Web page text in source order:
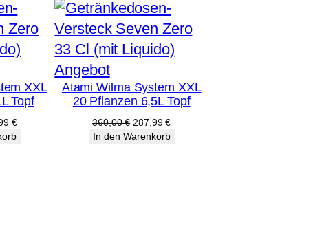
XXL
Topf
€Aktueller
Preis
AngebotProdukt
im
Angebot
Atami Wilma System XXL
20 Pflanzen 6,5L Topf
360,00€ Ursprünglicher
Preis
287,99€Aktueller
Preis
In den Warenkorb